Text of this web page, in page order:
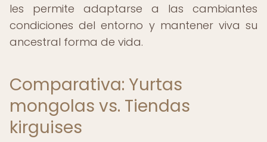
les permite adaptarse a las cambiantes
condiciones del entorno y mantener viva su
ancestral forma de vida.
Comparativa: Yurtas
mongolas vs. Tiendas
kirguises